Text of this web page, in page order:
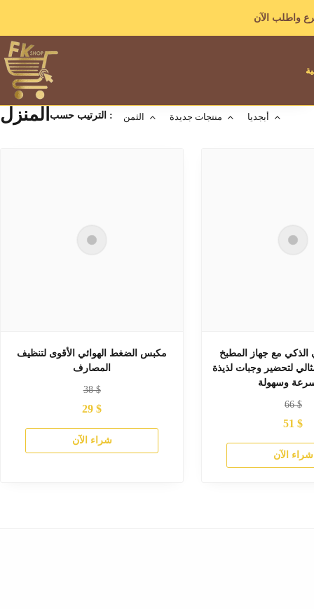
واطلب الآن
المنزل الترتيب حسب : الثمن منتجات جديدة أبجديا
مكبس الضغط الهوائي الأقوى لتنظيف
المصارف
38$
29 $
شراء الآن
الذكي مع جهاز المطبخ
لتحضير وجبات لذيذة
66$
51 $
شراء الآن